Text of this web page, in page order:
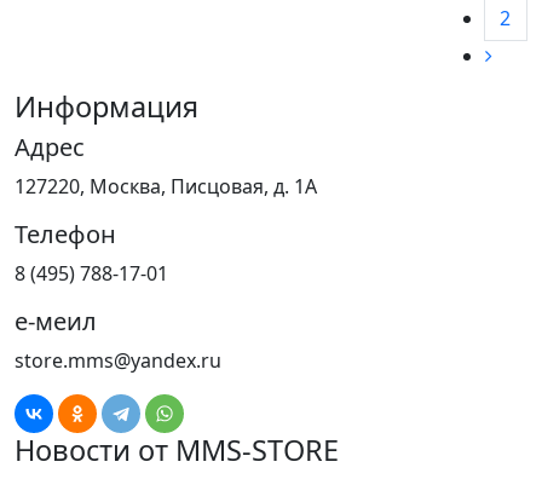
2
Информация
Адрес
127220, Москва, Писцовая, д. 1А
Телефон
8 (495) 788-17-01
е-меил
store.mms@yandex.ru
Новости от MMS-STORE